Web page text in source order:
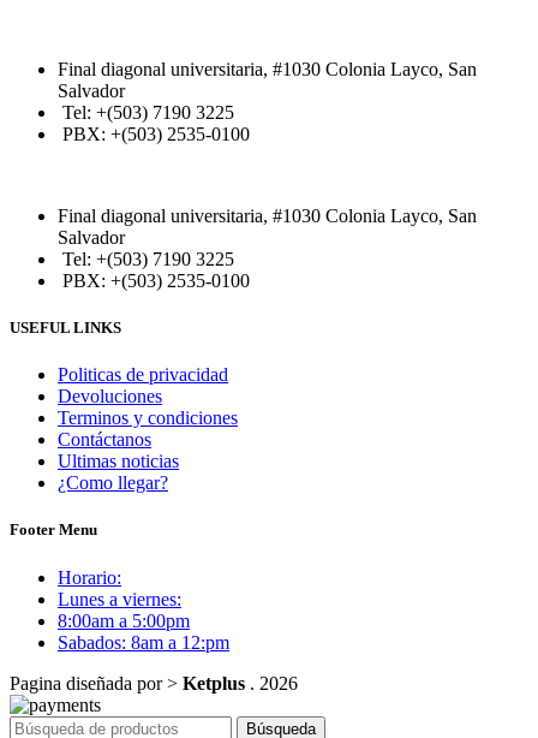
Final diagonal universitaria, #1030 Colonia Layco, San
Salvador
Tel: +(503) 7190 3225
PBX: +(503) 2535-0100
Final diagonal universitaria, #1030 Colonia Layco, San
Salvador
Tel: +(503) 7190 3225
PBX: +(503) 2535-0100
USEFUL LINKS
Politicas de privacidad
Devoluciones
Terminos y condiciones
Contáctanos
Ultimas noticias
¿Como llegar?
Footer Menu
Horario:
Lunes a viernes:
8:00am a 5:00pm
Sabados: 8am a 12:pm
Pagina diseñada por > Ketplus . 2026
Búsqueda